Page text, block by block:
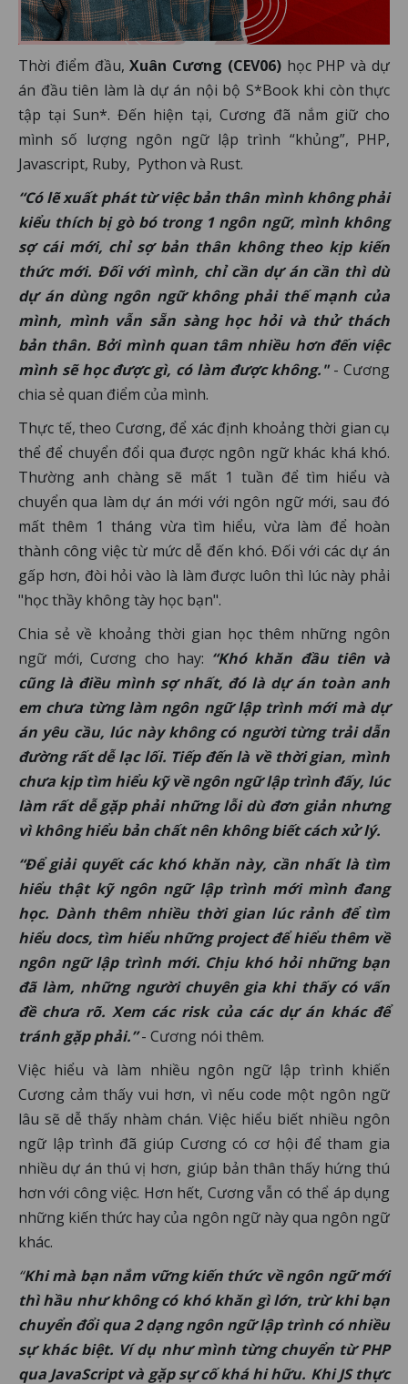
Thời điểm đầu,Xuân Cương (CEV06)học PHP và dự
án đầu tiên làm là dự án nội bộ S*Book khi còn thực
tập tại Sun*. Đến hiện tại, Cương đã nắm giữ cho
mình số lượng ngôn ngữ lập trình “khủng”, PHP,
Javascript, Ruby, Python và Rust.
“Có lẽ xuất phát từ việc bản thân mình không phải
kiểu thích bị gò bó trong 1 ngôn ngữ, mình không
sợ cái mới, chỉ sợ bản thân không theo kịp kiến
thức mới. Đối với mình, chỉ cần dự án cần thì dù
dự án dùng ngôn ngữ không phải thế mạnh của
mình, mình vẫn sẵn sàng học hỏi và thử thách
bản thân. Bởi mình quan tâm nhiều hơn đến việc
mình sẽ học được gì, có làm được không." - Cương
chia sẻ quan điểm của mình.
Thực tế, theo Cương, để xác định khoảng thời gian cụ
thể để chuyển đổi qua được ngôn ngữ khác khá khó.
Thường anh chàng sẽ mất 1 tuần để tìm hiểu và
chuyển qua làm dự án mới với ngôn ngữ mới, sau đó
mất thêm 1 tháng vừa tìm hiểu, vừa làm để hoàn
thành công việc từ mức dễ đến khó. Đối với các dự án
gấp hơn, đòi hỏi vào là làm được luôn thì lúc này phải
"học thầy không tày học bạn".
Chia sẻ về khoảng thời gian học thêm những ngôn
ngữ mới, Cương cho hay: “Khó khăn đầu tiên và
cũng là điều mình sợ nhất, đó là dự án toàn anh
em chưa từng làm ngôn ngữ lập trình mới mà dự
án yêu cầu, lúc này không có người từng trải dẫn
đường rất dễ lạc lối. Tiếp đến là về thời gian, mình
chưa kịp tìm hiểu kỹ về ngôn ngữ lập trình đấy, lúc
làm rất dễ gặp phải những lỗi dù đơn giản nhưng
vì không hiểu bản chất nên không biết cách xử lý.
“Để giải quyết các khó khăn này, cần nhất là tìm
hiểu thật kỹ ngôn ngữ lập trình mới mình đang
học. Dành thêm nhiều thời gian lúc rảnh để tìm
hiểu docs, tìm hiểu những project để hiểu thêm về
ngôn ngữ lập trình mới. Chịu khó hỏi những bạn
đã làm, những người chuyên gia khi thấy có vấn
đề chưa rõ. Xem các risk của các dự án khác để
tránh gặp phải.” - Cương nói thêm.
Việc hiểu và làm nhiều ngôn ngữ lập trình khiến
Cương cảm thấy vui hơn, vì nếu code một ngôn ngữ
lâu sẽ dễ thấy nhàm chán. Việc hiểu biết nhiều ngôn
ngữ lập trình đã giúp Cương có cơ hội để tham gia
nhiều dự án thú vị hơn, giúp bản thân thấy hứng thú
hơn với công việc. Hơn hết, Cương vẫn có thể áp dụng
những kiến thức hay của ngôn ngữ này qua ngôn ngữ
khác.
“Khi mà bạn nắm vững kiến thức về ngôn ngữ mới
thì hầu như không có khó khăn gì lớn, trừ khi bạn
chuyển đổi qua 2 dạng ngôn ngữ lập trình có nhiều
sự khác biệt. Ví dụ như mình từng chuyển từ PHP
qua JavaScript và gặp sự cố khá hi hữu. Khi JS thực